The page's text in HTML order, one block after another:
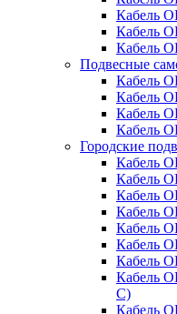
Кабель
Кабель
Кабель
Подвесные
Кабель
Кабель
Кабель
Кабель
Городские
Кабель
Кабель
Кабель
Кабель
Кабель
Кабель
Кабель
Кабель
С)
Кабель